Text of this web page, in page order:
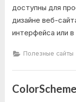
доступны для
дизайне веб-
интерфейса или
Полезные сайты